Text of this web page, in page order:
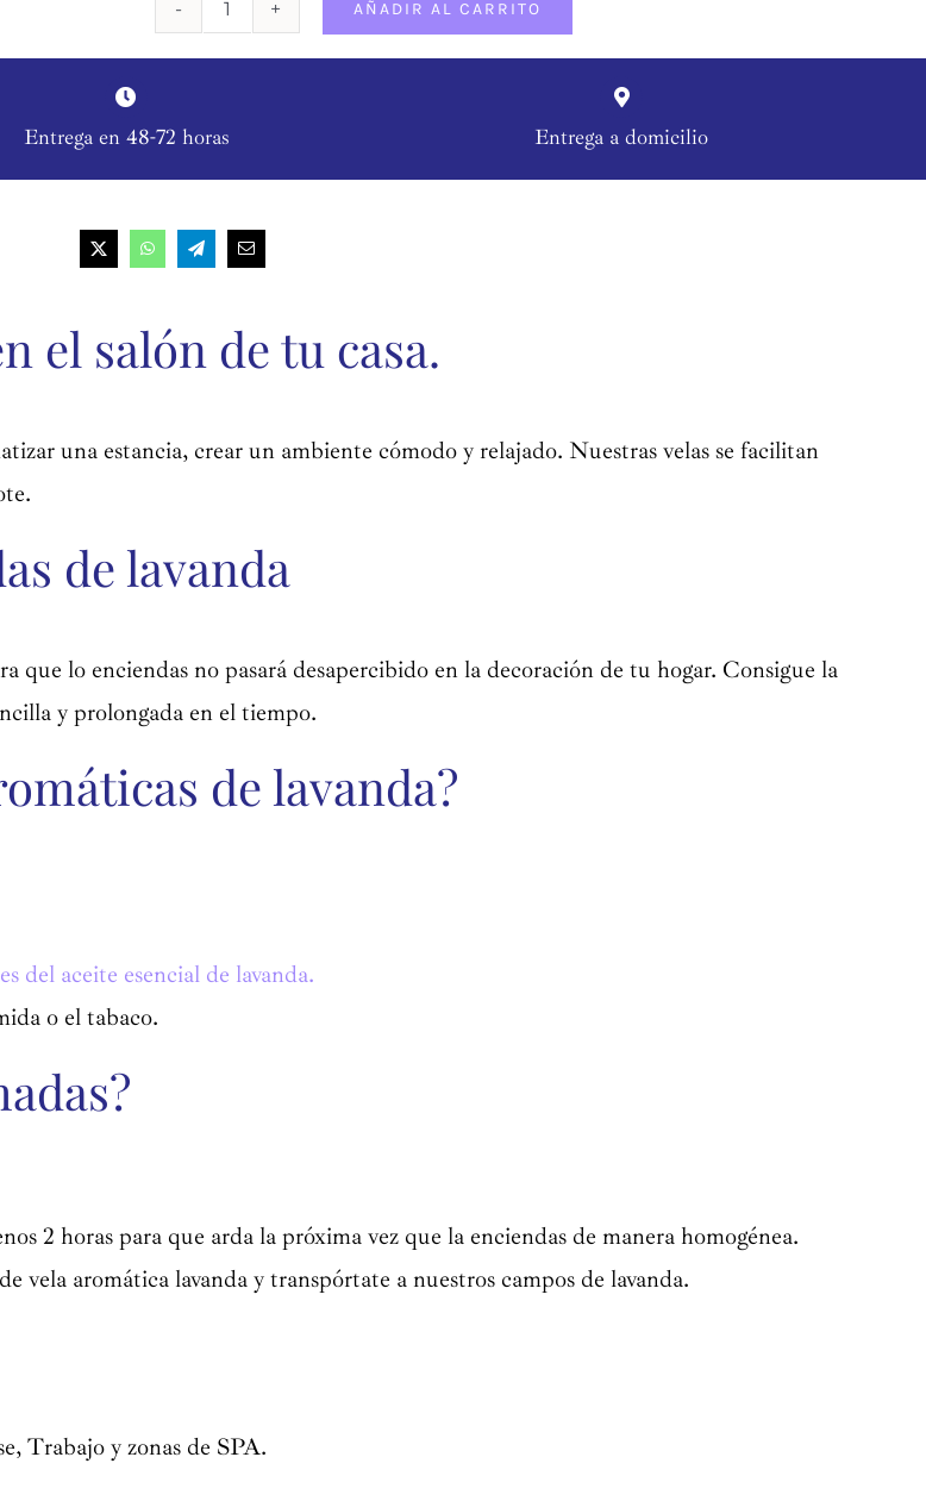
aromática
AÑADIR AL CARRITO
Entrega en 48-72 horas Entrega a domicilio
el salón de tu casa.
una estancia, crear un ambiente cómodo y relajado. Nuestras velas se facilitan
de lavanda
lo enciendas no pasará desapercibido en la decoración de tu hogar. Consigue la
y prolongada en el tiempo.
de lavanda?
del aceite esencial de lavanda.
o el tabaco.
2 horas para que arda la próxima vez que la enciendas de manera homogénea.
vela aromática lavanda y transpórtate a nuestros campos de lavanda.
Trabajo y zonas de SPA.